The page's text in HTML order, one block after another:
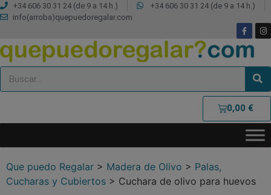
+34 606 30 31 24 (de 9 a 14 h.)
+34 606 30 31 24 (de 9 a 14 h.)
info(arroba)quepuedoregalar.com
0,00 €
Que puedo Regalar > Madera de Olivo > Palas,
Cucharas y Cubiertos > Cuchara de olivo para huevos